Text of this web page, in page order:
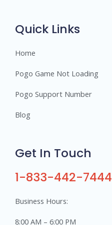
Quick Links
Home
Pogo Game Not Loading
Pogo Support Number
Blog
Get In Touch
1-833-442-7444
Business Hours:
8:00 AM – 6:00 PM